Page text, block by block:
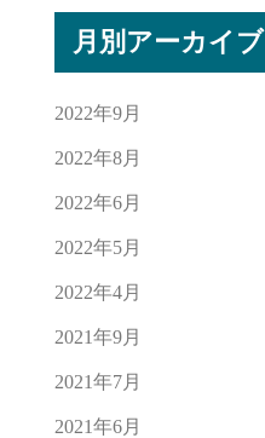
月別アーカイブ
2022年9月
2022年8月
2022年6月
2022年5月
2022年4月
2021年9月
2021年7月
2021年6月